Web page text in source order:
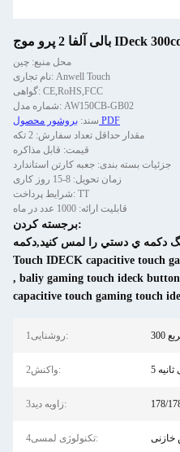
محل منبع: چین
نام تجاری: Anwell Touch
گواهی: CE,RoHS,FCC
شماره مدل: AW150CB-GB02
سند: بروشور محصول PDF
مقدار حداقل تعداد سفارش: 2 تکه
قیمت: قابل مذاکره
جزئیات بسته بندی: جعبه کارتن استاندارد
زمان تحویل: 8-15 روز کاری
شرایط پرداخت: TT
قابلیت ارائه: 1000 عدد در ماه
برجسته کردن:
گيمينگ دکمه ي دستي را لمس کنيد,دکمه
Touch IDECK capacitive touch
, baliy gaming touch ideck button
capacitive touch gaming touch
1روشنایی:
2واکنش: ثانیه
3زاویه دید: 178/
4تکنولوژی لمسی: